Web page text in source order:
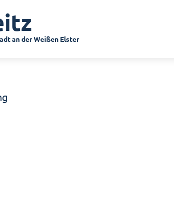
Christian Thieme
an der Weißen Elster